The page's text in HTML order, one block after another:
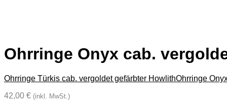
Ohrringe Onyx cab.
Ohrringe Türkis cab. vergoldet gefärbter HowlithOhrringe
42,00 € (inkl. MwSt.)